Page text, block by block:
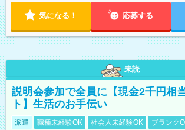
気になる！ 応募する
未読
説明会参加で全員に【現金2千円相
ト】生活のお手伝い
派遣 職種未経験OK 社会人未経験OK
ブランク